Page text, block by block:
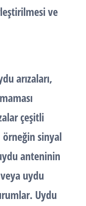
ve
arızaları,
çeşitli
sinyal
anteninin
uydu
Uydu